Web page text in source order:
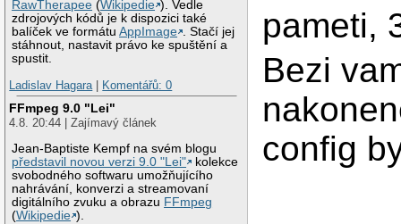
RawTherapee (Wikipedie ). Vedle
zdrojových kódů je k dispozici také
balíček ve formátuAppImage . Stačí jej
stáhnout, nastavit právo ke spuštění a
spustit.
Ladislav Hagara
Komentářů: 0
FFmpeg 9.0 "Lei"
4.8. 20:44 | Zajímavý článek
Jean-Baptiste Kempf na svém blogu
představil novou verzi 9.0 "Lei"
kolekce
svobodného softwaru umožňujícího
nahrávání, konverzi a streamovaní
digitálního zvuku a obrazu FFmpeg
(Wikipedie ).
pameti,
Bezi
config